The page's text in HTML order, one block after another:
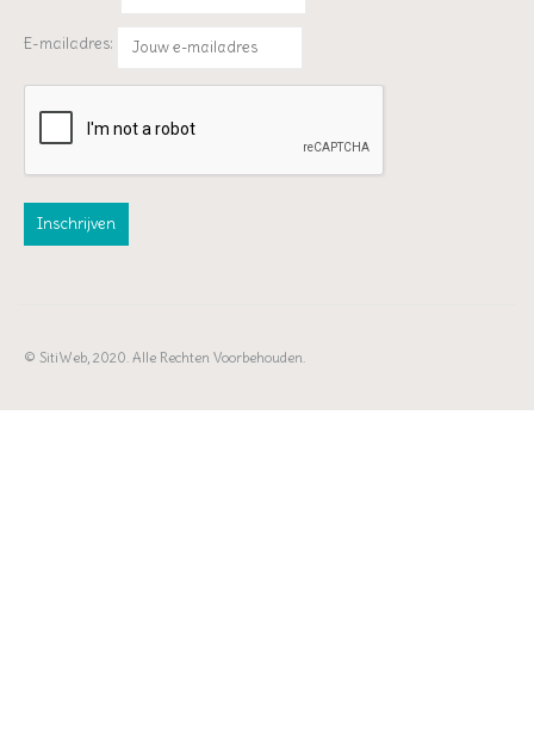
E-mailadres:
© SitiWeb, 2020. Alle Rechten Voorbehouden.